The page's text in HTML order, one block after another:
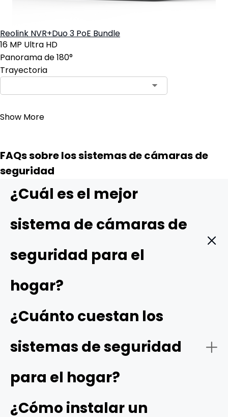
Reolink NVR+Duo 3 PoE Bundle
16 MP Ultra HD
Panorama de 180°
Trayectoria
Show More
FAQs sobre los sistemas de cámaras de
seguridad
¿Cuál es el mejor
sistema de cámaras de
seguridad para el
hogar?
Los mejores sistemas de cámaras de seguridad para el
hogar suelen ofrecer funciones avanzadas como vídeo
nocturna de infrarrojos o en color y compatibilidad con
productos de hogares inteligentes. Para obtener un
sistema completo, busca opciones que ofrezcan una
excelente calidad de imagen, visión nocturna fiable,
instalación y de uso, como los sistemas de cámaras de
¿Cuánto cuestan los
sistemas de seguridad
para el hogar?
¿Cómo instalar un